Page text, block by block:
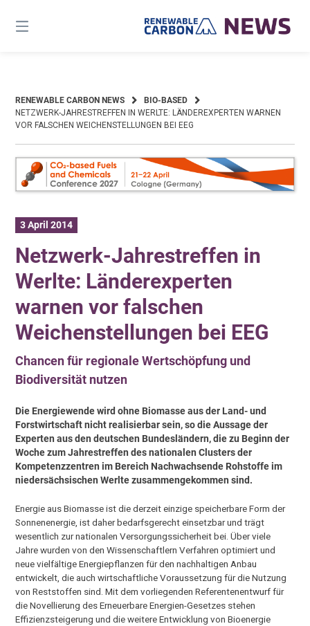
content
RENEWABLE CARBON NEWS
BIO-BASED
NETZWERK-JAHRESTREFFEN IN WERLTE: LÄNDEREXPERTEN WARNEN
VOR FALSCHEN WEICHENSTELLUNGEN BEI EEG
3 April 2014
Netzwerk-Jahrestreffen in
Werlte: Länderexperten
warnen vor falschen
Weichenstellungen bei EEG
Chancen für regionale Wertschöpfung und
Biodiversität nutzen
Die Energiewende wird ohne Biomasse aus der Land- und
Forstwirtschaft nicht realisierbar sein, so die Aussage der
Experten aus den deutschen Bundesländern, die zu Beginn der
Woche zum Jahrestreffen des nationalen Clusters der
Kompetenzzentren im Bereich Nachwachsende Rohstoffe im
niedersächsischen Werlte zusammengekommen sind.
Energie aus Biomasse ist die derzeit einzige speicherbare Form der
Sonnenenergie, ist daher bedarfsgerecht einsetzbar und trägt
wesentlich zur nationalen Versorgungssicherheit bei. Über viele
Jahre wurden von den Wissenschaftlern Verfahren optimiert und
neue vielfältige Energiepflanzen für den nachhaltigen Anbau
entwickelt, die auch wirtschaftliche Voraussetzung für die Nutzung
von Reststoffen sind. Mit dem vorliegenden Referentenentwurf für
die Novellierung des Erneuerbare Energien-Gesetzes stehen
Effizienzsteigerung und die weitere Entwicklung von Bioenergie